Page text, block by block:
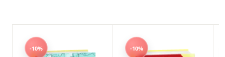
-10% -10%